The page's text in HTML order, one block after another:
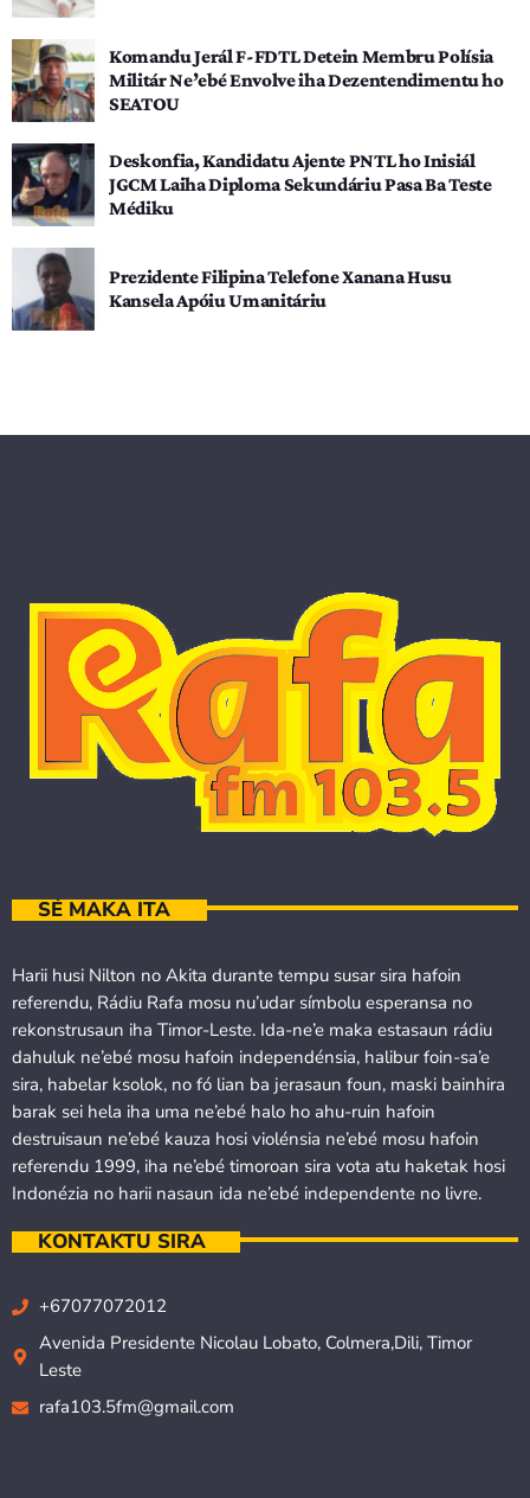
Komandu Jerál F-FDTL Detein Membru Polísia
Militár Ne’ebé Envolve iha Dezentendimentu ho
SEATOU
Deskonfia, Kandidatu Ajente PNTL ho Inisiál
JGCM Laiha Diploma Sekundáriu Pasa Ba Teste
Médiku
Prezidente Filipina Telefone Xanana Husu
Kansela Apóiu Umanitáriu
SÉ MAKA ITA
Harii husi Nilton no Akita durante tempu susar sira hafoin
referendu, Rádiu Rafa mosu nu’udar símbolu esperansa no
rekonstrusaun iha Timor-Leste. Ida-ne’e maka estasaun rádiu
dahuluk ne’ebé mosu hafoin independénsia, halibur foin-sa’e
sira, habelar ksolok, no fó lian ba jerasaun foun, maski bainhira
barak sei hela iha uma ne’ebé halo ho ahu-ruin hafoin
destruisaun ne’ebé kauza hosi violénsia ne’ebé mosu hafoin
referendu 1999, iha ne’ebé timoroan sira vota atu haketak hosi
Indonézia no harii nasaun ida ne’ebé independente no livre.
KONTAKTU SIRA
+67077072012
Avenida Presidente Nicolau Lobato, Colmera,Dili, Timor
Leste
rafa103.5fm@gmail.com